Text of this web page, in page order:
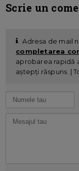
Scrie un
Adresa de mail
completarea
aprobarea rapidă
aștepți răspuns. |